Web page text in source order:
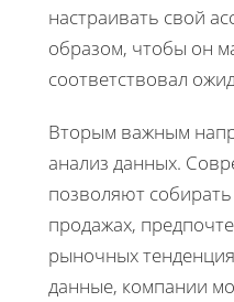
настраивать свой
образом, чтобы он
соответствовал
Вторым важным
анализ данных.
позволяют
продажах,
рыночных
данные, компании